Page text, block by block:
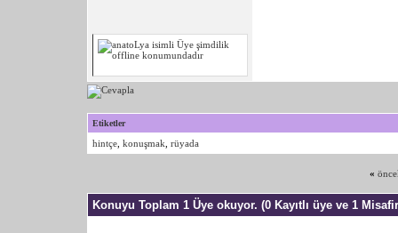
Etiketler
hintçe konuşmak rüyada
«
Konuyu Toplam 1 Üye okuyor. (0 Kayıtlı üye ve 1